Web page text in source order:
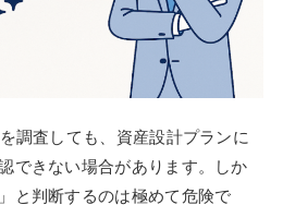
調査しても、資産設計プランに
できない場合があります。しか
と判断するのは極めて危険で